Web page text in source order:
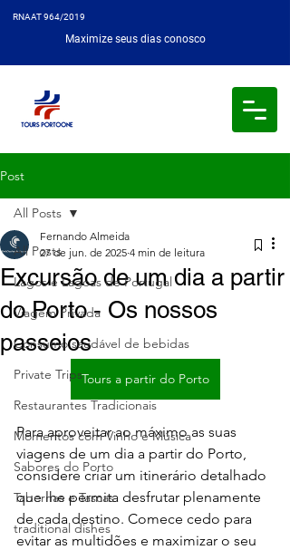
RNAAT 964/2019
Maximize seus dias conosco
Post
All Posts
Lagos e Lagoas de Portugal
Viagem Privada
Consumo saudável de bebidas
Private Trips
Restaurantes Tradicionais
Momentos com Vinho e Música
Sabores do Porto
Tabernas e Tascas
traditional dishes
All Posts
Excursão de um dia a partir
do Porto - Os nossos
passeios
Fernando Almeida
27 de jun. de 2025 4 min de leitura
Tours a partir do Porto
Para aproveitar ao máximo as suas
viagens de um dia a partir do Porto,
considere criar um itinerário detalhado
que lhe permita desfrutar plenamente
de cada destino. Comece cedo para
evitar as multidões e maximizar o seu